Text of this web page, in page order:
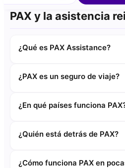
PAX y la asistencia
¿Qué es PAX Assistance?
¿PAX es un seguro de viaje?
¿En qué países funciona
¿Quién está detrás de PAX?
¿Cómo funciona PAX en